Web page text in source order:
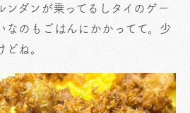
ンダンが乗ってるしタイのゲー
なのもごはんにかかってて。少
どね。